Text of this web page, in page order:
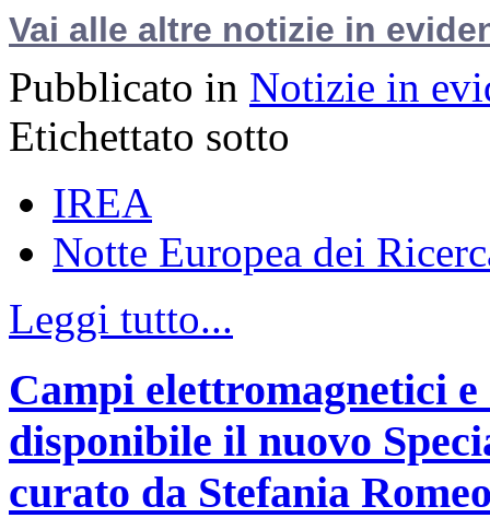
Vai alle altre notizie in
Pubblicato in Notizie in
Etichettato sotto
IREA
Notte Europea dei
Leggi tutto...
Campi elettromagnetici
disponibile il nuovo
curato da Stefania